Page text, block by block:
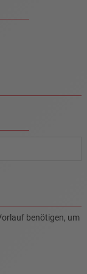
benötigen, um